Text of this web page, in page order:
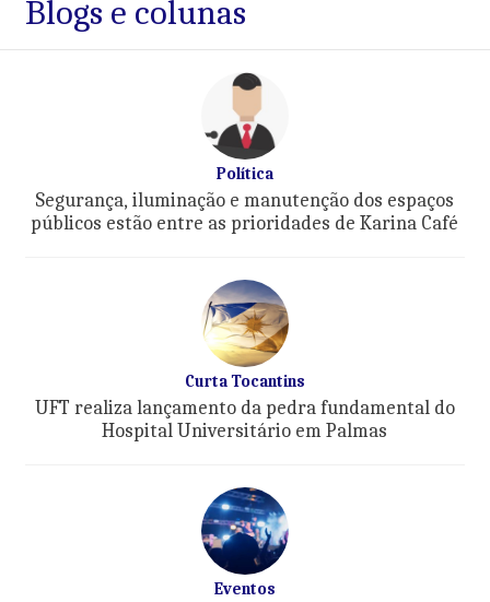
Blogs e colunas
Política
Segurança, iluminação e manutenção dos espaços
públicos estão entre as prioridades de Karina Café
Curta Tocantins
UFT realiza lançamento da pedra fundamental do
Hospital Universitário em Palmas
Eventos